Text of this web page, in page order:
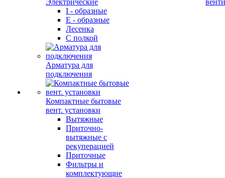
Электрические
I - образные
E - образные
Лесенка
С полкой
Арматура для
подключения
Компактные бытовые
вент. установки
Вытяжные
Приточно-
вытяжные с
рекуперацией
Приточные
Фильтры и
комплектующие